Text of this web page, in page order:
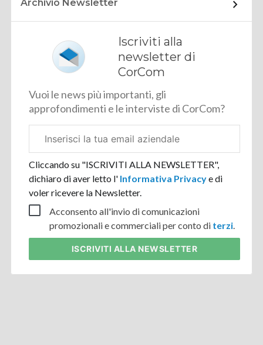
Archivio Newsletter
Iscriviti alla
newsletter di
CorCom
Vuoi le news più importanti, gli
approfondimenti e le interviste di CorCom?
aziendale
Cliccando su "ISCRIVITI ALLA NEWSLETTER",
dichiaro di aver letto l' Informativa Privacye di
voler ricevere la Newsletter.
Acconsento all'invio di comunicazioni
promozionali e commerciali per conto di terzi.
ISCRIVITI ALLA NEWSLETTER